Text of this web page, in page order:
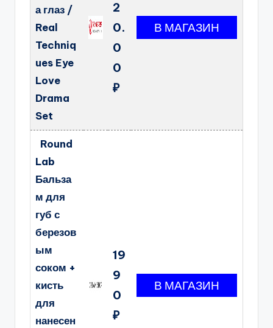
а глаз /
Real
Techniq
ues Eye
Love
Drama
Set
2
0.
0
0
₽
Round
Lab
Бальза
м для
губ с
березов
ым
соком +
кисть
для
нанесен
19
9
0
₽